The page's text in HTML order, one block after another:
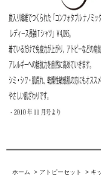
ホーム > アトピーセット > キ